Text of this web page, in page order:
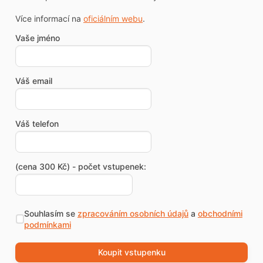
Více informací na oficiálním webu.
Vaše jméno
Váš email
Váš telefon
(cena 300 Kč) - počet vstupenek:
Souhlasím se zpracováním osobních údajůa obchodními
podmínkami
Koupit vstupenku